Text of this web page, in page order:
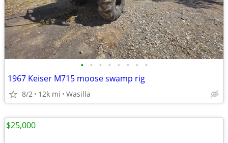
• • • • • • • •
1967 Keiser M715 moose swamp rig
8/2 12k mi Wasilla
$25,000